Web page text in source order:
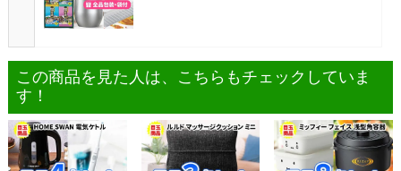
この商品を見た人は、こちらもチェックしていま
す！